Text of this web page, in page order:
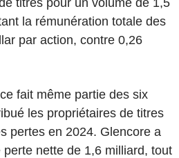
la rémunération totale des
par action, contre 0,26
fait même partie des six
les propriétaires de titres
pertes en 2024. Glencore a
nette de 1,6 milliard, tout